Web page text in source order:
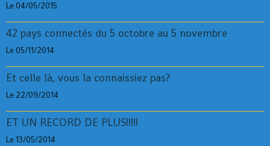
Le 04/05/2015
42 pays connectés du 5 octobre au 5 novembre
Le 05/11/2014
Et celle là, vous la connaissiez pas?
Le 22/09/2014
ET UN RECORD DE PLUS!!!!!
Le 13/05/2014